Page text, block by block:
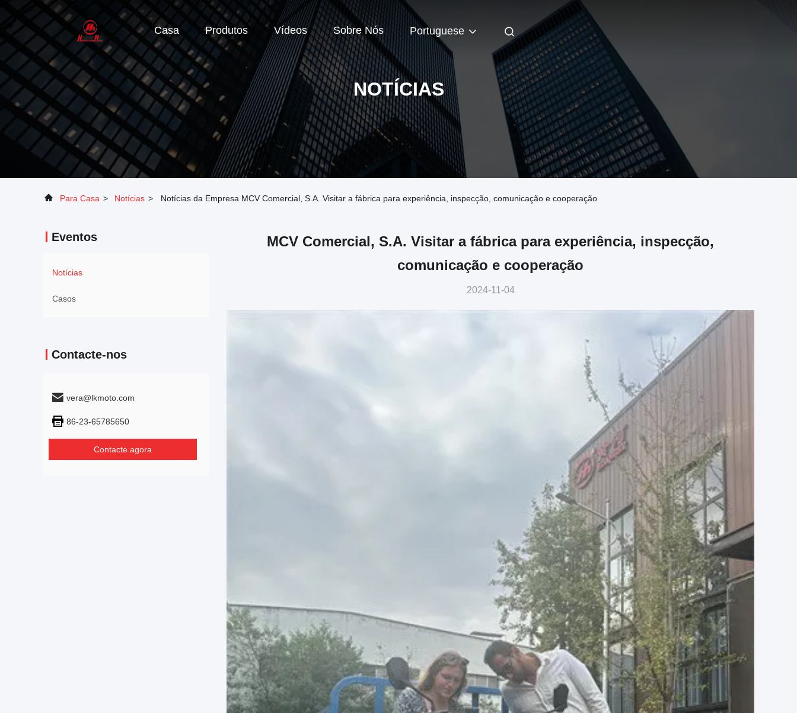
Casa Produtos Vídeos Sobre Nós Portuguese
NOTÍCIAS
Para Casa > Notícias > Notícias da Empresa MCV Comercial, S.A. Visitar a fábrica para experiência, inspecção, comunicação e cooperação
Eventos
Notícias
Casos
Contacte-nos
vera@lkmoto.com
86-23-65785650
Contacte agora
MCV Comercial, S.A. Visitar a fábrica para experiência, inspecção,
comunicação e cooperação
2024-11-04